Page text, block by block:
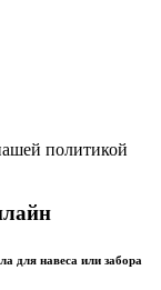
политикой
для навеса или забора